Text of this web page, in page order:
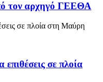
τον αρχηγό ΓΕΕΘΑ
σε πλοία